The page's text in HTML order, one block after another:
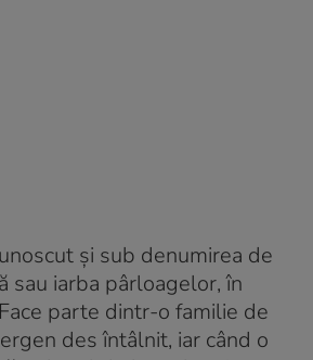
și sub denumirea de
sau iarba pârloagelor, în
parte dintr-o familie de
des întâlnit, iar când o